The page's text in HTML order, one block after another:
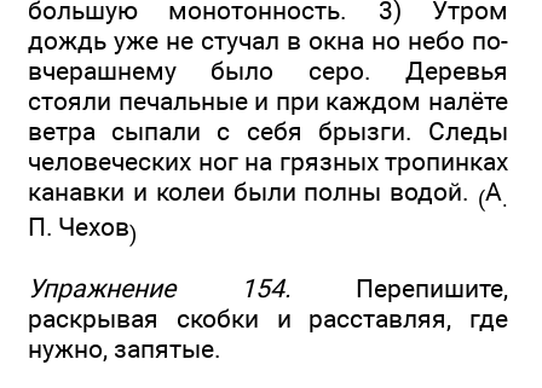
большую монотонность. 3) Утром
дождь уже не стучал в окна но небо по-
вчерашнему было серо. Деревья
стояли печальные и при каждом налёте
ветра сыпали с себя брызги. Следы
человеческих ног на грязных тропинках
канавки и колеи были полны водой. (А.
П. Чехов)
Упражнение 154. Перепишите,
раскрывая скобки и расставляя, где
нужно, запятые.